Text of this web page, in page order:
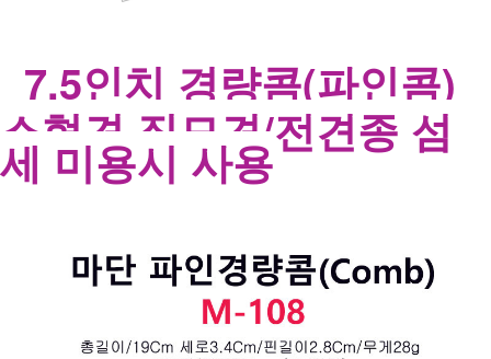
7.5인치 경량콤(파인콤)
소형견 직모견/전견종 섬
세 미용시 사용